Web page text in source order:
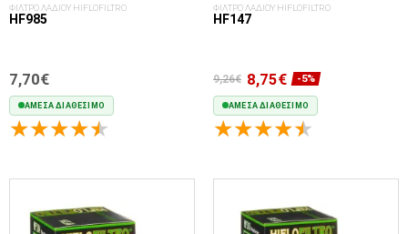
ΦΙΛΤΡΟ ΛΑΔΙΟΥ HIFLOFILTRO
HF985
7,70€
ΆΜΕΣΑ ΔΙΑΘΈΣΙΜΟ
ΦΙΛΤΡΟ ΛΑΔΙΟΥ HIFLOFILTRO
HF147
9,26€ 8,75€ -5%
ΆΜΕΣΑ ΔΙΑΘΈΣΙΜΟ